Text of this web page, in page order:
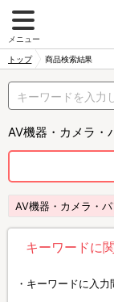
メニュー
トップ 商品検索結果
AV機器・カメラ・
AV機器・カメラ・
キーワードに
キーワードに入力